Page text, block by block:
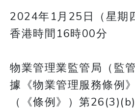
2024年1月25日（星期
香港時間16時00分
物業管理業監管局（監
據《物業管理服務條例
（《條例》）第